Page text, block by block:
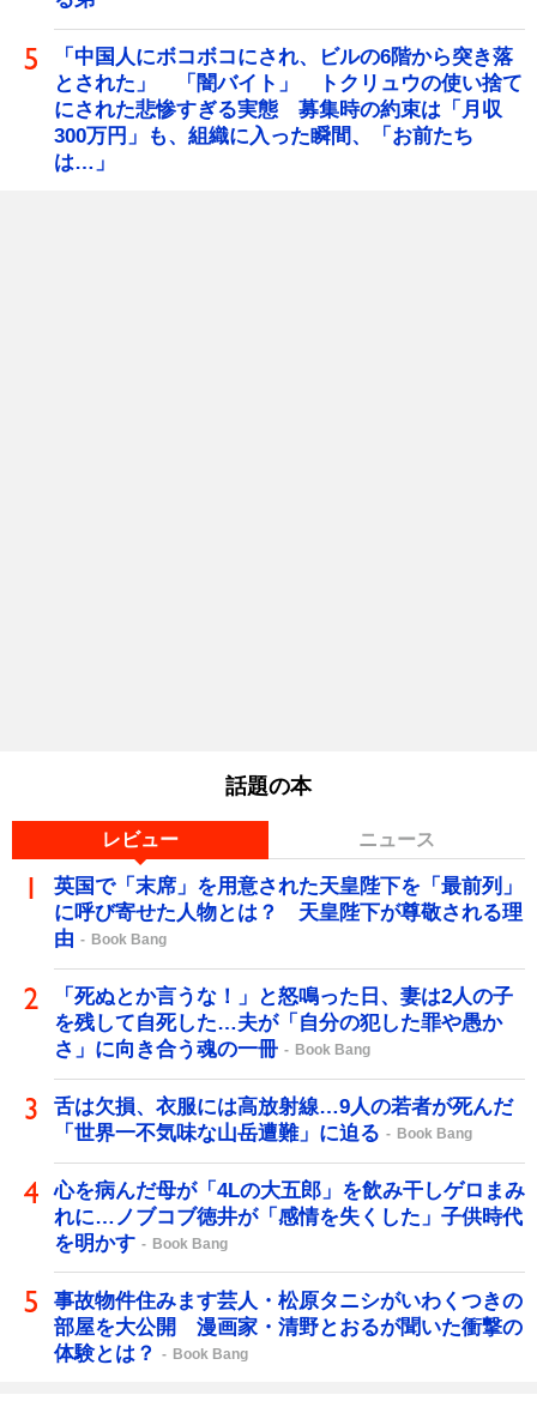
「中国人にボコボコにされ、ビルの6階から突き落
とされた」 「闇バイト」 トクリュウの使い捨て
にされた悲惨すぎる実態 募集時の約束は「月収
300万円」も、組織に入った瞬間、「お前たち
は…」
話題の本
レビュー ニュース
英国で「末席」を用意された天皇陛下を「最前列」
に呼び寄せた人物とは？ 天皇陛下が尊敬される理
由
Book Bang
「死ぬとか言うな！」と怒鳴った日、妻は2人の子
を残して自死した…夫が「自分の犯した罪や愚か
さ」に向き合う魂の一冊
Book Bang
舌は欠損、衣服には高放射線…9人の若者が死んだ
「世界一不気味な山岳遭難」に迫る
Book Bang
心を病んだ母が「4Lの大五郎」を飲み干しゲロまみ
れに…ノブコブ徳井が「感情を失くした」子供時代
を明かす
Book Bang
事故物件住みます芸人・松原タニシがいわくつきの
部屋を大公開 漫画家・清野とおるが聞いた衝撃の
体験とは？
Book Bang